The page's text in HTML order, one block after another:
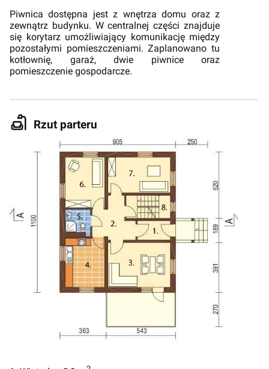
Piwnica dostępna jest z wnętrza domu oraz z
zewnątrz budynku. W centralnej części znajduje
się korytarz umożliwiający komunikację między
pozostałymi pomieszczeniami. Zaplanowano tu
kotłownię, garaż, dwie piwnice oraz
pomieszczenie gospodarcze.
Rzut parteru